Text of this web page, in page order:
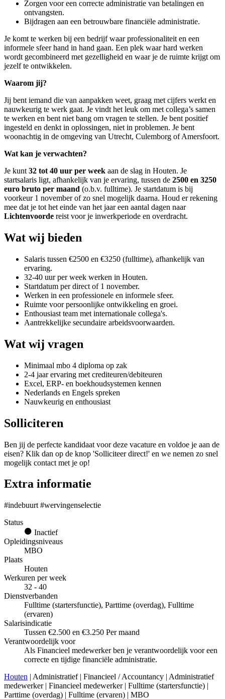
Zorgen voor een correcte administratie van betalingen en
ontvangsten.
Bijdragen aan een betrouwbare financiële administratie.
Je komt te werken bij een bedrijf waar professionaliteit en een
informele sfeer hand in hand gaan. Een plek waar hard werken
wordt gecombineerd met gezelligheid en waar je de ruimte krijgt om
jezelf te ontwikkelen.
Waarom jij?
Jij bent iemand die van aanpakken weet, graag met cijfers werkt en
nauwkeurig te werk gaat. Je vindt het leuk om met collega’s samen
te werken en bent niet bang om vragen te stellen. Je bent positief
ingesteld en denkt in oplossingen, niet in problemen. Je bent
woonachtig in de omgeving van Utrecht, Culemborg of Amersfoort.
Wat kan je verwachten?
Je kunt 32 tot 40 uur per week aan de slag in Houten. Je
startsalaris ligt, afhankelijk van je ervaring, tussen de 2500 en 3250
euro bruto per maand (o.b.v. fulltime). Je startdatum is bij
voorkeur 1 november of zo snel mogelijk daarna. Houd er rekening
mee dat je tot het einde van het jaar een aantal dagen naar
Lichtenvoorde reist voor je inwerkperiode en overdracht.
Wat wij bieden
Salaris tussen €2500 en €3250 (fulltime), afhankelijk van
ervaring.
32-40 uur per week werken in Houten.
Startdatum per direct of 1 november.
Werken in een professionele en informele sfeer.
Ruimte voor persoonlijke ontwikkeling en groei.
Enthousiast team met internationale collega's.
Aantrekkelijke secundaire arbeidsvoorwaarden.
Wat wij vragen
Minimaal mbo 4 diploma op zak
2-4 jaar ervaring met crediteuren/debiteuren
Excel, ERP- en boekhoudsystemen kennen
Nederlands en Engels spreken
Nauwkeurig en enthousiast
Solliciteren
Ben jij de perfecte kandidaat voor deze vacature en voldoe je aan de
eisen? Klik dan op de knop 'Solliciteer direct!' en we nemen zo snel
mogelijk contact met je op!
Extra informatie
#indebuurt #wervingenselectie
Status
Inactief
Opleidingsniveaus
MBO
Plaats
Houten
Werkuren per week
32 - 40
Dienstverbanden
Fulltime (startersfunctie), Parttime (overdag), Fulltime
(ervaren)
Salarisindicatie
Tussen €2.500 en €3.250 Per maand
Verantwoordelijk voor
Als Financieel medewerker ben je verantwoordelijk voor een
correcte en tijdige financiële administratie.
Houten | Administratief | Financieel / Accountancy | Administratief
medewerker | Financieel medewerker | Fulltime (startersfunctie) |
Parttime (overdag) | Fulltime (ervaren) | MBO